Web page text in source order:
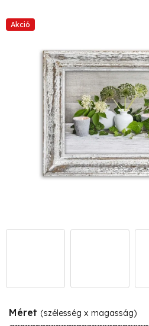
Akció
Méret (szélesség x magasság)